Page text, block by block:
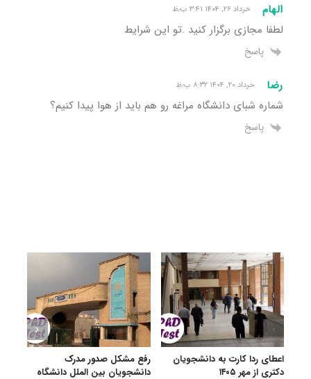
الهام خرداد ۲۶, ۱۴۰۴ ۳:۴۱ ب٫ظ
لطفا مجازی برگزار کنید .تو این شرایط
پاسخ
رضا خرداد ۲۰, ۱۴۰۴ ۸:۳۲ ب٫ظ
شماره شبای دانشگاه مراغه رو هم باید از هوا پیدا کنیم؟
پاسخ
اعطای ردا کارت به دانشجویان
دکتری از مهر ۱۴۰۵
رفع مشکل صدور مدرک
دانشجویان بین الملل دانشگاه